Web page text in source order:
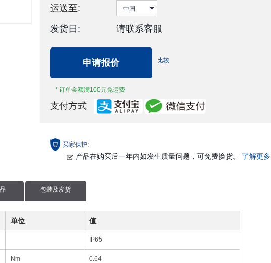
运送至:
发货日:
请联系客服
申请报价
* 订单金额满100元免运费
比较
支付方式
买家保护:
产品在购买后一年内如发生质量问题，可免费换货。 了解更多
包装及发货
单位 值
IP65
Nm 0.64